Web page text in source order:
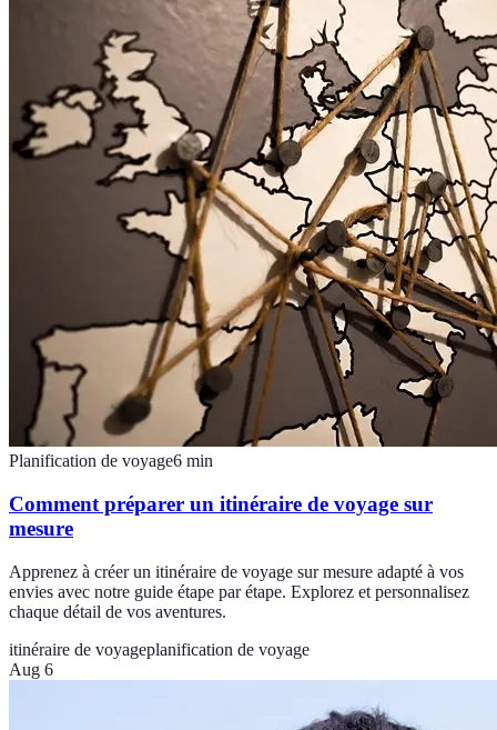
Planification de voyage6 min
Comment préparer un itinéraire de voyage sur
mesure
Apprenez à créer un itinéraire de voyage sur mesure adapté à vos
envies avec notre guide étape par étape. Explorez et personnalisez
chaque détail de vos aventures.
itinéraire de voyageplanification de voyage
Aug 6